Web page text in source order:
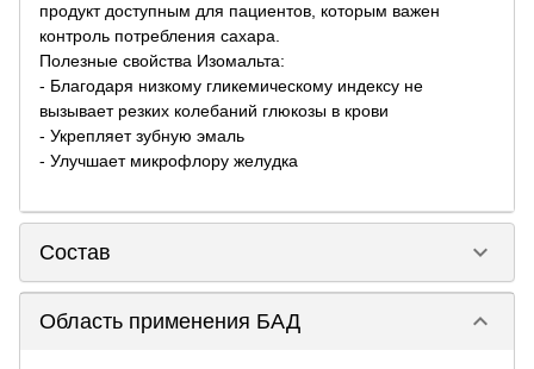
продукт доступным для пациентов, которым важен
контроль потребления сахара.
Полезные свойства Изомальта:
- Благодаря низкому гликемическому индексу не
вызывает резких колебаний глюкозы в крови
- Укрепляет зубную эмаль
- Улучшает микрофлору желудка
Состав keyboard_arrow_down
Область применения БАД keyboard_arrow_down